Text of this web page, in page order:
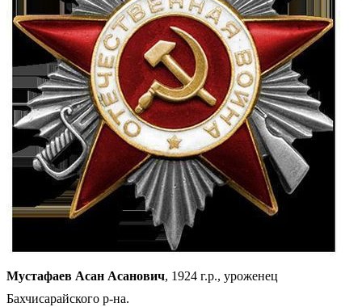
Мустафаев Асан Асанович, 1924 г.р., уроженец
Бахчисарайского р-на.